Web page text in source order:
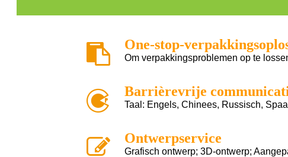
One-stop-
Om verpakkingsproblemen op te
Barrièrevrije
Taal: Engels, Chinees, Russisch,
Ontwerpservice
Grafisch ontwerp; 3D-ontwerp;